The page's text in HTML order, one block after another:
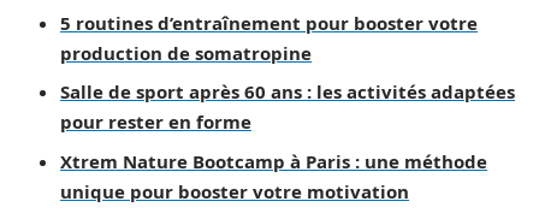
5 routines d’entraînement pour booster votre
production de somatropine
Salle de sport après 60 ans : les activités adaptées
pour rester en forme
Xtrem Nature Bootcamp à Paris : une méthode
unique pour booster votre motivation